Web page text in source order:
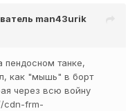
man43urik
пендосном танке,
как "мышь" в борт
через всю войну
cdn-frm-